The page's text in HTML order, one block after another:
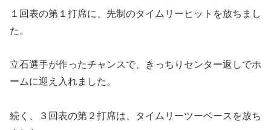
１回表の第１打席に、先制のタイムリーヒットを放ちまし
た。
立石選手が作ったチャンスで、きっちりセンター返しでホ
ームに迎え入れました。
続く、３回表の第２打席は、タイムリーツーベースを放ち